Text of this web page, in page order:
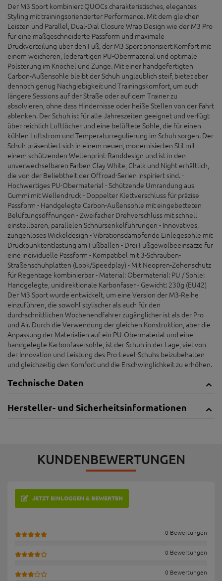
Der M3 Sport kombiniert QUOCs charakteristisches, elegantes
Styling mit trainingsorientierter Performance. Mit dem gleichen
Leisten und Parallel, Dual-Dial Closure Wrap Design wie der M3 Pro
für eine maßgeschneiderte Passform und maximale
Druckverteilung über den Fuß, der M3 Sport priorisiert Komfort mit
einem weicheren, lederartigen PU-Obermaterial und optimale
Polsterung im Knöchel und Zunge. Mit einer handgefertigten
Carbon-Außensohle bleibt der Schuh unglaublich steif, bietet aber
dennoch genug Nachgiebigkeit und Trainingskomfort, um auch
längere Sessions auf der Straße oder auf dem Trainer zu
absolvieren, ohne dass Hindernisse oder heiße Stellen von der Fahrt
ablenken. Der Schuh ist für alle Jahreszeiten geeignet und verfügt
über reichlich Luftlöcher und eine belüftete Sohle, die für einen
kühlen Luftstrom und Temperaturregulierung im Schuh sorgen. Der
Schuh präsentiert sich in einem neuen, modernisierten Stil mit
einem schützenden Wellenprint-Randdesign und ist in den
unverwechselbaren Farben Clay White, Chalk und Night erhältlich,
die von der Beliebtheit der Offroad-Serien inspiriert sind. -
Hochwertiges PU-Obermaterial - Schützende Umrandung aus
Gummi mit Wellendruck - Doppelter Klettverschluss für präzise
Passform - Handgelegte Carbon-Außensohle mit eingebetteten
Belüftungsöffnungen - Zweifacher Drehverschluss mit schnell
einstellbaren, parallelen Schnürsenkelführungen - Innovatives,
zungenloses Wickeldesign - Vibrationsdämpfende Einlegesohle mit
Druckpunktentlastung am Fußballen - Drei Fußgewölbeeinsätze für
eine individuelle Passform - Kompatibel mit 3-Schrauben-
Straßenschuhplatten (Look/Speedplay) - Mit Neopren-Zehenschutz
für Regentage kombinierbar - Material: Obermaterial: PU / Sohle:
Handgelegte, unidirektionale Karbonfaser - Gewicht: 230g (EU42)
Der M3 Sport wurde entwickelt, um eine Version der M3-Reihe
einzuführen, die sowohl stylischer als auch für den
durchschnittlichen Wochenendfahrer zugänglicher ist als der Pro
und Air. Durch die Verwendung der gleichen Konstruktion, aber die
Anpassung der Materialien auf ein PU-Obermaterial und eine
handgelegte Karbonfasersohle, ist der Schuh in der Lage, viel von
der Innovation und Leistung des Pro-Level-Schuhs beizubehalten
und gleichzeitig den Komfort und die Erschwinglichkeit zu erhöhen.
Technische Daten
Hersteller- und Sicherheitsinformationen
KUNDENBEWERTUNGEN
JETZT EINLOGGEN & BEWERTEN
0 Bewertungen
0 Bewertungen
0 Bewertungen